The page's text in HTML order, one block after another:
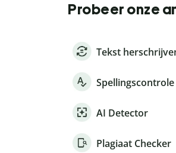
Probeer onze
Tekst
Spellingscontrole
AI Detector
Plagiaat Checker